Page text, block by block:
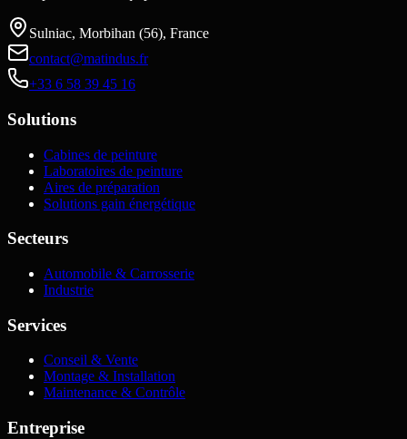
Sulniac, Morbihan (56), France
contact@matindus.fr
+33 6 58 39 45 16
Solutions
Cabines de peinture
Laboratoires de peinture
Aires de préparation
Solutions gain énergétique
Secteurs
Automobile & Carrosserie
Industrie
Services
Conseil & Vente
Montage & Installation
Maintenance & Contrôle
Entreprise